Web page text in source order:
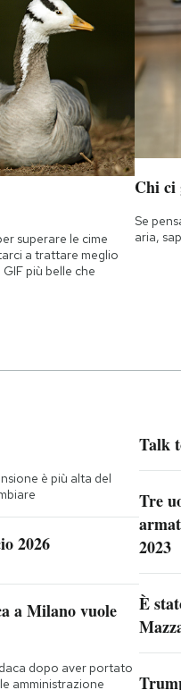
superare le cime
a trattare meglio
più belle che
Chi ci
Se
aria,
è più alta del
2026
a Milano vuole
dopo aver portato
amministrazione
Talk
Tre
2023
È